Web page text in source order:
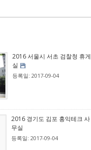
2016 서울시 서초 검찰청 휴게
실
등록일: 2017-09-04
2016 경기도 김포 홍익테크 사
무실
등록일: 2017-09-04